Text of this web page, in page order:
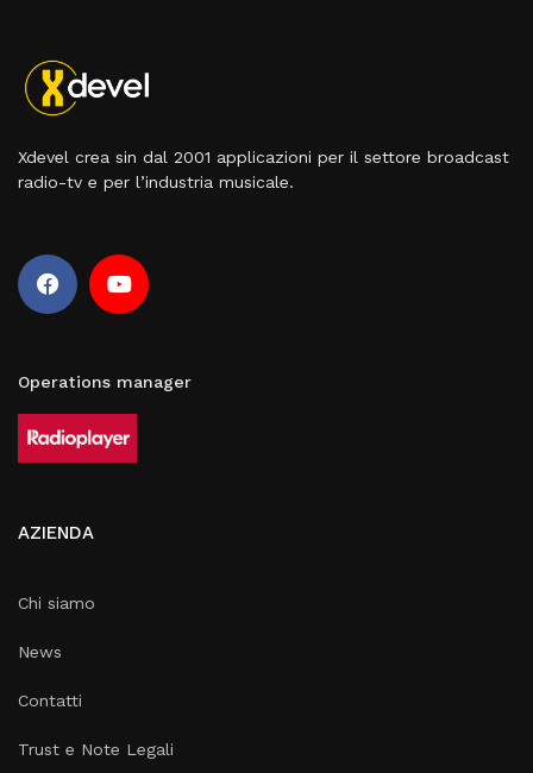
Xdevel crea sin dal 2001 applicazioni per il settore broadcast
radio-tv e per l’industria musicale.
Operations manager
AZIENDA
Chi siamo
News
Contatti
Trust e Note Legali